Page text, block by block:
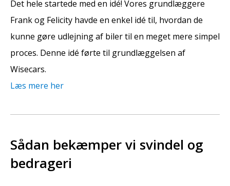
Det hele startede med en idé! Vores grundlæggere
Frank og Felicity havde en enkel idé til, hvordan de
kunne gøre udlejning af biler til en meget mere simpel
proces. Denne idé førte til grundlæggelsen af
Wisecars.
Læs mere her
Sådan bekæmper vi svindel og
bedrageri